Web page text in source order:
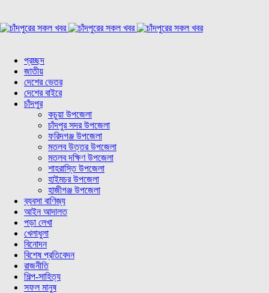
প্রচ্ছদ
জাতীয়
দেশের ভেতর
দেশের বাইরে
চাঁদপুর
কচুয়া উপজেলা
চাঁদপুর সদর উপজেলা
ফরিদগঞ্জ উপজেলা
মতলব উত্তর উপজেলা
মতলব দক্ষিণ উপজেলা
শাহরাস্তি উপজেলা
হাইমচর উপজেলা
হাজীগঞ্জ উপজেলা
ব্যবসা বাণিজ্য
আইন আদালত
পড়া লেখা
খেলাধুলা
বিনোদন
বিশেষ প্রতিবেদন
রাজনীতি
শিল্প-সাহিত্য
সফল মানুষ